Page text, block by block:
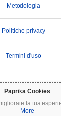
Paprika Cookies
la tua
More
Metodologia
Politiche privacy
Termini d'uso
criptovalute sono
o tutto il tuo
a scopo
Conduci sempre le